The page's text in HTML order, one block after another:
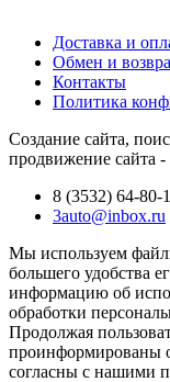
Доставка и
Обмен и
Контакты
Политика
Создание сайта,
продвижение сайта -
8 (3532) 64-80-
3auto@inbox.ru
Мы используем
большего удобства
информацию об
обработки
Продолжая
проинформированы
согласны с нашими